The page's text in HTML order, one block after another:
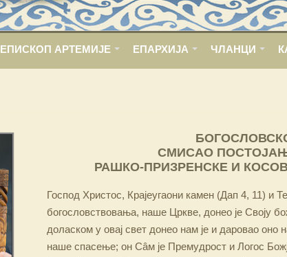
ЕПИСКОП АРТЕМИЈЕ ЕПАРХИЈА ЧЛАНЦИ
СМИСАО
РАШКО-ПРИЗРЕНСКЕ И
Господ Христос, Крајеугаони камен (Дап 4, 11)
богословствовања, наше Цркве, донео је Своју
доласком у овај свет донео нам је и даровао оно
наше спасење; он Сâм је Премудрост и Логос